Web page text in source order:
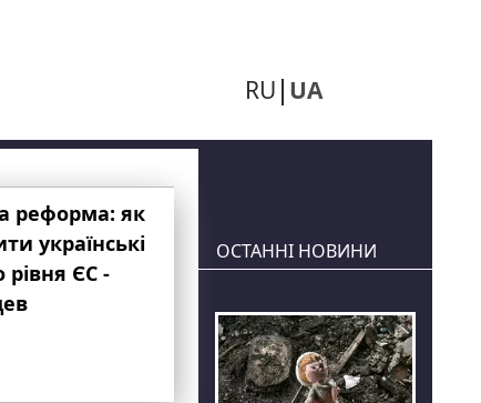
RU UA
реформа: як
українські
рівня ЄС -
ОСТАННІ НОВИНИ